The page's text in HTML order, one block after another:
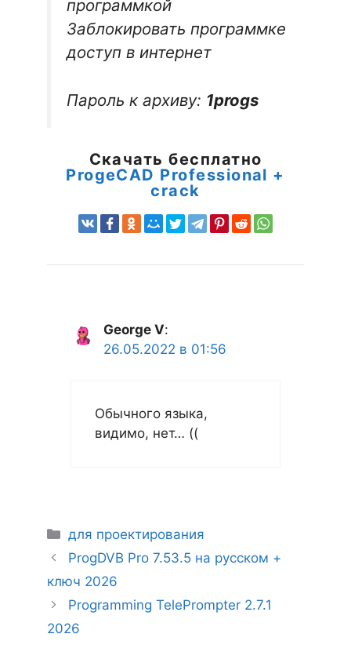
программкой
Заблокировать программке
доступ в интернет
Пароль к архиву: 1progs
Скачать бесплатно
ProgeCAD Professional +
crack
George V:
26.05.2022 в 01:56
Обычного языка,
видимо, нет… ((
Рубрики
для проектирования
ProgDVB Pro 7.53.5 на русском +
ключ 2026
Programming TelePrompter 2.7.1
2026